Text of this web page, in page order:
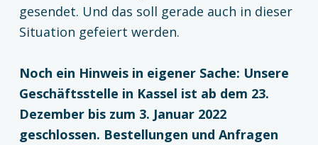
gesendet. Und das soll gerade auch in dieser
Situation gefeiert werden.
Noch ein Hinweis in eigener Sache: Unsere
Geschäftsstelle in Kassel ist ab dem 23.
Dezember bis zum 3. Januar 2022
geschlossen. Bestellungen und Anfragen